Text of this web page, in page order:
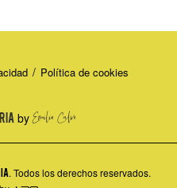
Política de cookies
by
. Todos los derechos reservados.